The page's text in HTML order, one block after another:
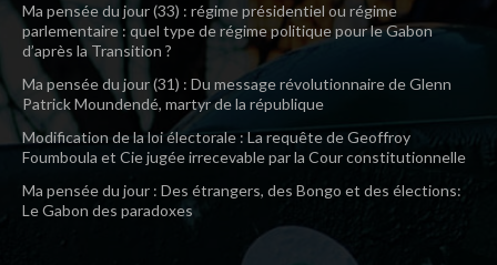
Ma pensée du jour (33) : régime présidentiel ou régime
parlementaire : quel type de régime politique pour le Gabon
d’après la Transition ?
Ma pensée du jour (31) : Du message révolutionnaire de Glenn
Patrick Moundendé, martyr de la république
Modification de la loi électorale : La requête de Geoffroy
Foumboula et Cie jugée irrecevable par la Cour constitutionnelle
Ma pensée du jour : Des étrangers, des Bongo et des élections:
Le Gabon des paradoxes